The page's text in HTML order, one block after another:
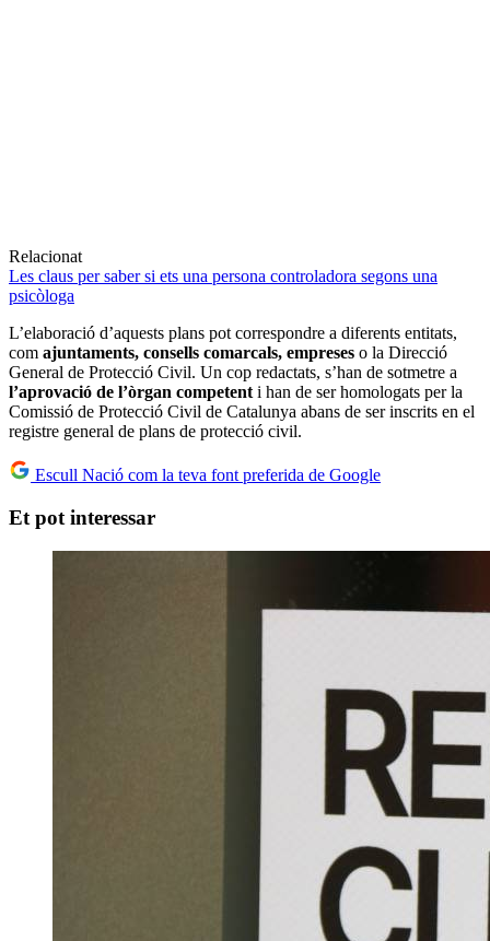
Relacionat
Les claus per saber si ets una persona controladora segons una
psicòloga
L’elaboració d’aquests plans pot correspondre a diferents entitats,
com ajuntaments, consells comarcals, empreses o la Direcció
General de Protecció Civil. Un cop redactats, s’han de sotmetre a
l’aprovació de l’òrgan competent i han de ser homologats per la
Comissió de Protecció Civil de Catalunya abans de ser inscrits en el
registre general de plans de protecció civil.
Escull Nació com la teva font preferida de Google
Et pot interessar